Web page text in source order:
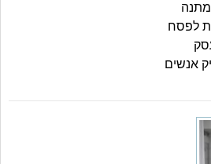
מתנה
לפסח
אנשים